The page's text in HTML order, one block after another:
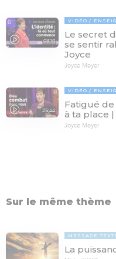
03:10
VIDÉO
Le secret
se sentir
Joyce
Joyce Meyer
25:44
VIDÉO
Fatigué
à ta place
Joyce Meyer
Sur le même thème
MESSAGE
La